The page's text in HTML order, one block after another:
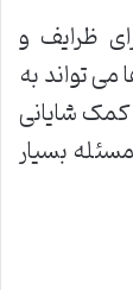
ظرایف و
تواند به
شایانی
مسئله بسیار